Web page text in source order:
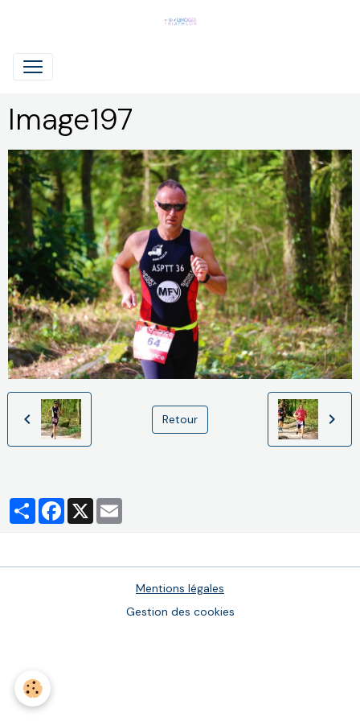
Image197
Retour
PartagerFacebook
X
Mentions légales
Gestion des cookies